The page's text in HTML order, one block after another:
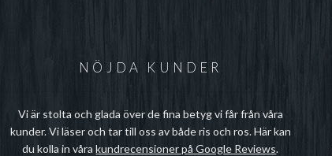
NÖJDA KUNDER
Vi är stolta och glada över de fina betyg vi får från våra
kunder. Vi läser och tar till oss av både ris och ros. Här kan
du kolla in vårakundrecensioner på Google Reviews.